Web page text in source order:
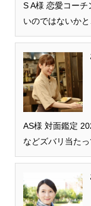
S A様 恋愛コー
いのではないか
AS様 対面鑑定
などズバリ当た